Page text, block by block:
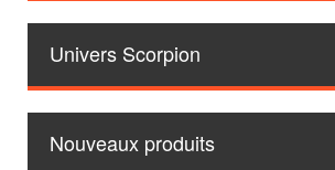
Univers Scorpion
Nouveaux produits